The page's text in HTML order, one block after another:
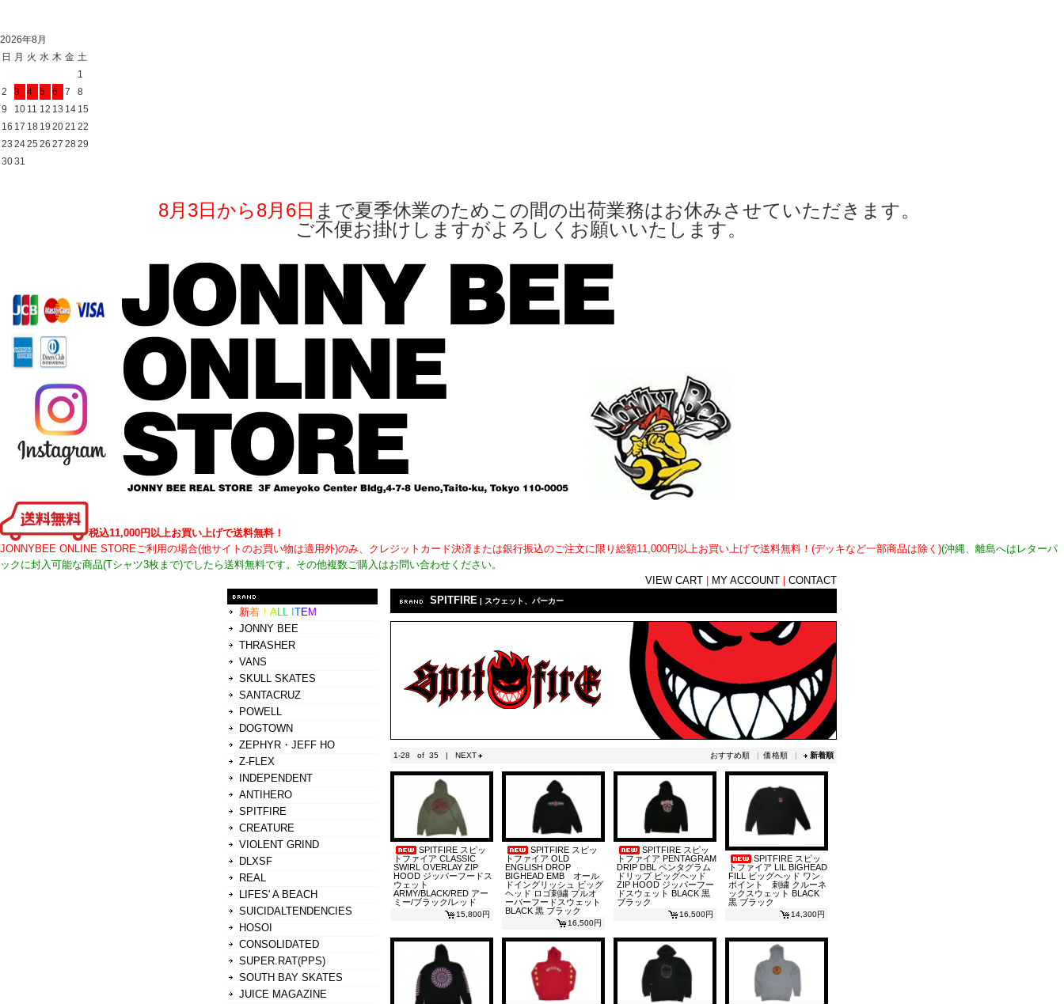
2026年8月
日
月 火 水 木 金 土
1
2
3 4 5 6 7
8
9
10 11 12 13 14 15
16 17 18 19 2021 22
23 2425 26 27 2829
3031
8月3日から8月6日 まで夏季休業のためこの間の出荷業務はお休みさせていただきます。
ご不便お掛けしますがよろしくお願いいたします。
税込11,000円以上お買い上げで送料無料！
JONNYBEE ONLINE STOREご利用の場合(他サイトのお買い物は適用外)のみ、クレジットカード決済または銀行振込のご注文に限り総額11,000円以上お買い上げで送料無料！(デッキなど一部商品は除く)(沖縄、離島へはレターパ
ックに封入可能な商品(Tシャツ3枚まで)でしたら送料無料です。その他複数ご購入はお問い合わせください。
VIEW CART
MY ACCOUNT CONTACT
新着 ！ ALL TEM
JONNY BEE
THRASHER
VANS
SKULL SKATES
SANTACRUZ
POWELL
DOGTOWN
ZEPHYR・JEFF HO
Z-FLEX
INDEPENDENT
ANTIHERO
SPITFIRE
CREATURE
VIOLENT GRIND
DLXSF
REAL
LIFES' A BEACH
SUICIDALTENDENCIES
HOSOI
CONSOLIDATED
SUPER.RAT(PPS)
SOUTH BAY SKATES
JUICE MAGAZINE
SPITFIRE | スウェット、パーカー
おすすめ順 |価格順 | 新着順
1-28 of 35 | NEXT
SPITFIRE スピッ
トファイア CLASSIC
SWIRL OVERLAY ZIP
HOOD ジッパーフードス
ウェット
ARMY/BLACK/RED アー
ミー/ブラック/レッド
15,800円
SPITFIRE スピッ
トファイア OLD
ENGLISH DROP
BIGHEAD EMB オール
ドイングリッシュ ビッグ
ヘッド ロゴ刺繍 プルオ
ーバーフードスウェット
BLACK 黒 ブラック
16,500円
SPITFIRE スピッ
トファイア PENTAGRAM
DRIP DBL ペンタグラム
ドリップ ビッグヘッド
ZIP HOOD ジッパーフー
ドスウェット BLACK 黒
ブラック
16,500円
SPITFIRE スピッ
トファイア LIL BIGHEAD
FILL ビッグヘッド ワン
ポイント 刺繍 クルーネ
ックスウェット BLACK
黒 ブラック
14,300円